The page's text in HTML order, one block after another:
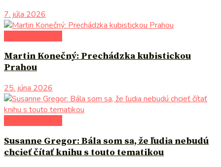
7. júla 2026
Martin Konečný: Prechádzka kubistickou
Prahou
25. júna 2026
Susanne Gregor: Bála som sa, že ľudia nebudú
chcieť čítať knihu s touto tematikou